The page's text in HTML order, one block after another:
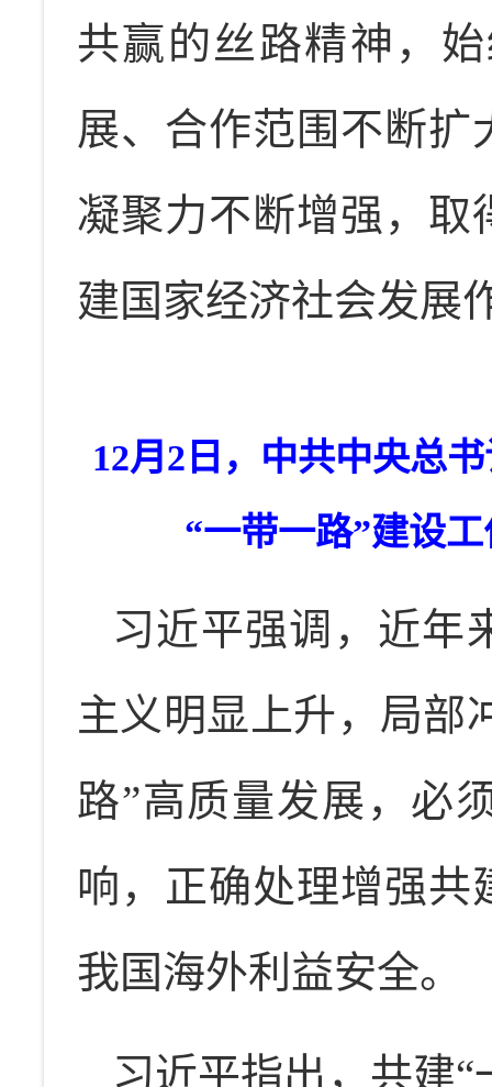
共赢的丝路精神，
展、合作范围不断
凝聚力不断增强，取
建国家经济社会发展
12月2日，中共中央总
“一带一路”建设
习近平强调，近年
主义明显上升，局部
路”高质量发展，必
响，正确处理增强
我国海外利益安全。
习近平指出，共建